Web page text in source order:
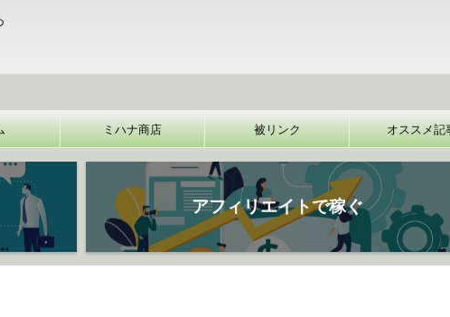
ミハナ商店 被リンク オススメ記
アフィリエイトで稼ぐ